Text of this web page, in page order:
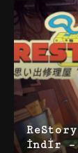
İndir –